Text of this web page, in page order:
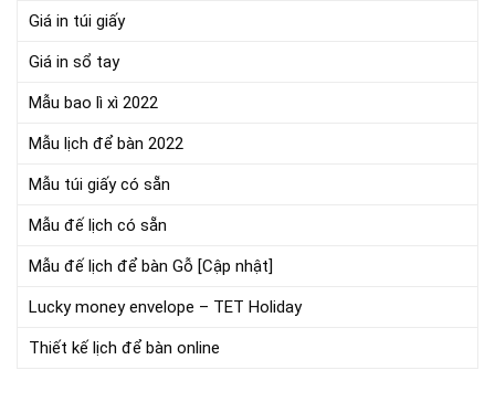
Giá in túi giấy
Giá in sổ tay
Mẫu bao lì xì 2022
Mẫu lịch để bàn 2022
Mẫu túi giấy có sẵn
Mẫu đế lịch có sẵn
Mẫu đế lịch để bàn Gỗ [Cập nhật]
Lucky money envelope – TET Holiday
Thiết kế lịch để bàn online